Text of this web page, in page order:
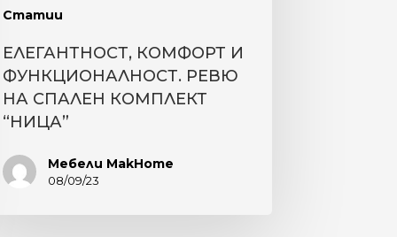
Статии
ЕЛЕГАНТНОСТ, КОМФОРТ И
ФУНКЦИОНАЛНОСТ. РЕВЮ
НА СПАЛЕН КОМПЛЕКТ
“НИЦА”
Мебели MakHome
08/09/23